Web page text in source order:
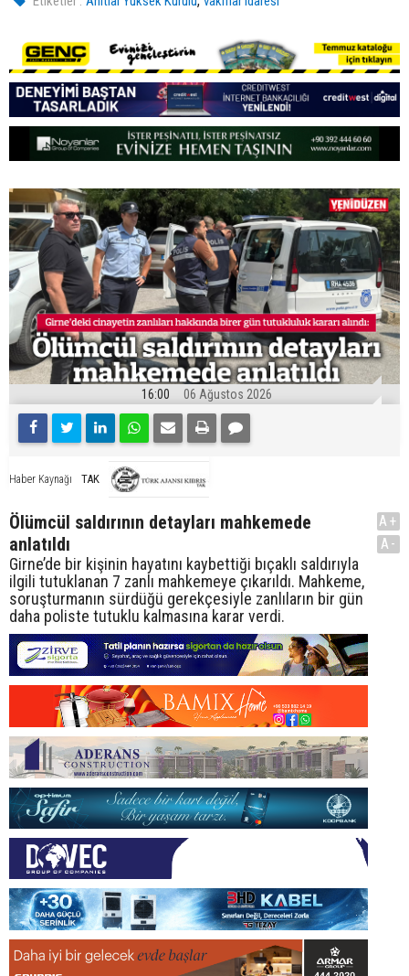
16:00 06 Ağustos 2026
Haber Kaynağı TAK
Ölümcül saldırının detayları mahkemede
anlatıldı
Girne’de bir kişinin hayatını kaybettiği bıçaklı saldırıyla
ilgili tutuklanan 7 zanlı mahkemeye çıkarıldı. Mahkeme,
soruşturmanın sürdüğü gerekçesiyle zanlıların bir gün
daha poliste tutuklu kalmasına karar verdi.
A+
A-